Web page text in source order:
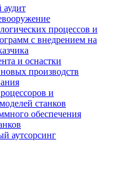
аудит
процессов и
с внедрением на
и оснастки
производств
и
станков
обеспечения
аутсорсинг